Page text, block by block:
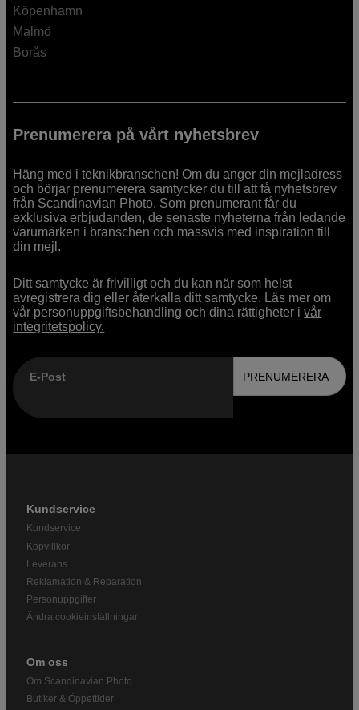
Köpenhamn
Malmö
Borås
Prenumerera på vårt nyhetsbrev
Häng med i teknikbranschen! Om du anger din mejladress
och börjar prenumerera samtycker du till att få nyhetsbrev
från Scandinavian Photo. Som prenumerant får du
exklusiva erbjudanden, de senaste nyheterna från ledande
varumärken i branschen och massvis med inspiration till
din mejl.
Ditt samtycke är frivilligt och du kan när som helst
avregistrera dig eller återkalla ditt samtycke. Läs mer om
vår personuppgiftsbehandling och dina rättigheter ivår
integritetspolicy.
E-Post PRENUMERERA
Kundservice
Kundservice
Köpvillkor
Leverans
Reklamation & Reparation
Personuppgifter
Ändra cookieinställningar
Om oss
Om Scandinavian Photo
Butiker & Öppettider